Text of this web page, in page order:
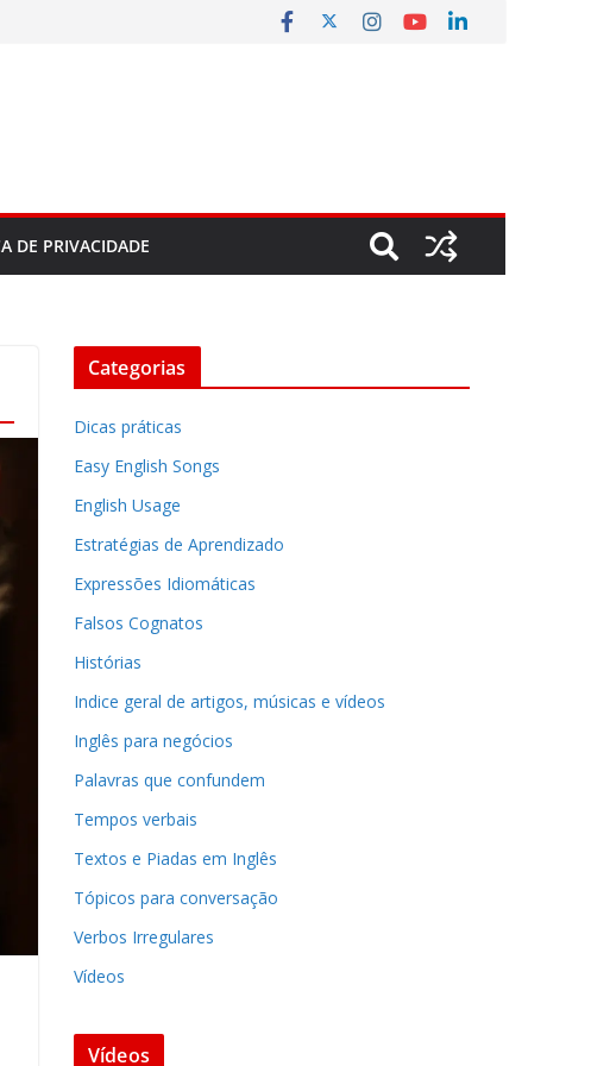
DE PRIVACIDADE
Categorias
Dicas práticas
Easy English Songs
English Usage
Estratégias de Aprendizado
Expressões Idiomáticas
Falsos Cognatos
Histórias
Indice geral de artigos, músicas e vídeos
Inglês para negócios
Palavras que confundem
Tempos verbais
Textos e Piadas em Inglês
Tópicos para conversação
Verbos Irregulares
Vídeos
Vídeos